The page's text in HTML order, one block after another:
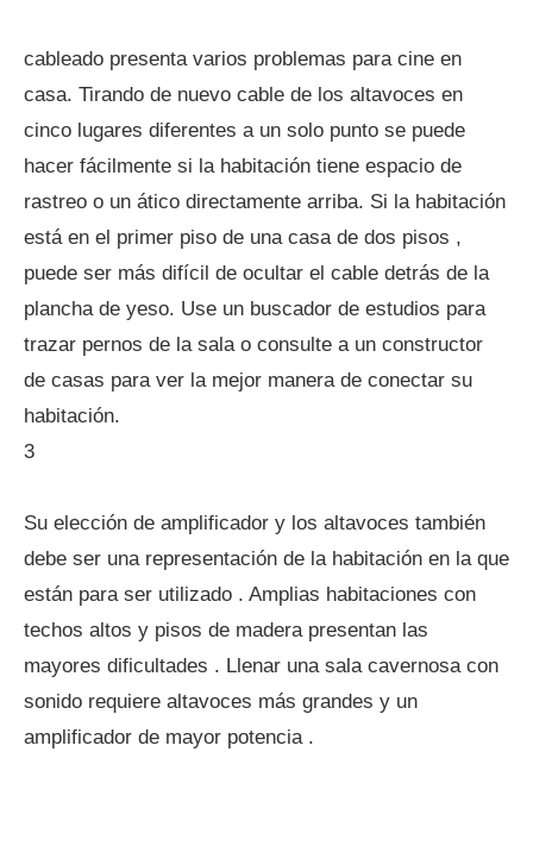
cableado presenta varios problemas para cine en
casa. Tirando de nuevo cable de los altavoces en
cinco lugares diferentes a un solo punto se puede
hacer fácilmente si la habitación tiene espacio de
rastreo o un ático directamente arriba. Si la habitación
está en el primer piso de una casa de dos pisos ,
puede ser más difícil de ocultar el cable detrás de la
plancha de yeso. Use un buscador de estudios para
trazar pernos de la sala o consulte a un constructor
de casas para ver la mejor manera de conectar su
habitación.
3
Su elección de amplificador y los altavoces también
debe ser una representación de la habitación en la que
están para ser utilizado . Amplias habitaciones con
techos altos y pisos de madera presentan las
mayores dificultades . Llenar una sala cavernosa con
sonido requiere altavoces más grandes y un
amplificador de mayor potencia .